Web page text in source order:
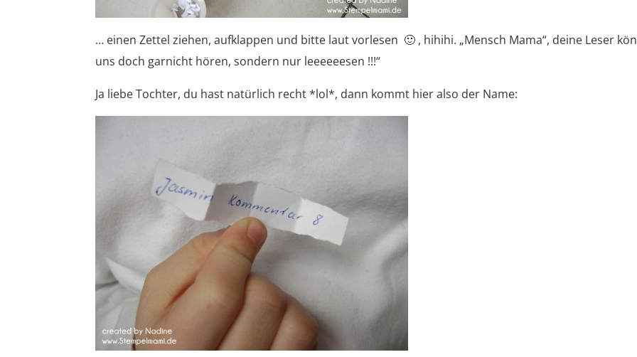
… einen Zettel ziehen, aufklappen und bitte laut vorlesen 🙂 , hihihi. „Mensch Mama“, deine Leser
uns doch garnicht hören, sondern nur leeeeeesen !!!“
Ja liebe Tochter, du hast natürlich recht *lol*, dann kommt hier also der Name: